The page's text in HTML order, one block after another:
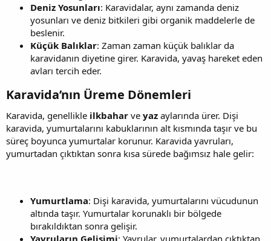
Deniz Yosunları: Karavidalar, aynı zamanda deniz
yosunları ve deniz bitkileri gibi organik maddelerle de
beslenir.
Küçük Balıklar: Zaman zaman küçük balıklar da
karavidanın diyetine girer. Karavida, yavaş hareket eden
avları tercih eder.
Karavida’nın Üreme Dönemleri​
Karavida, genellikle ilkbahar ve yaz aylarında ürer. Dişi
karavida, yumurtalarını kabuklarının alt kısmında taşır ve bu
süreç boyunca yumurtalar korunur. Karavida yavruları,
yumurtadan çıktıktan sonra kısa sürede bağımsız hale gelir:
Yumurtlama: Dişi karavida, yumurtalarını vücudunun
altında taşır. Yumurtalar korunaklı bir bölgede
bırakıldıktan sonra gelişir.
Yavruların Gelişimi: Yavrular, yumurtalardan çıktıktan